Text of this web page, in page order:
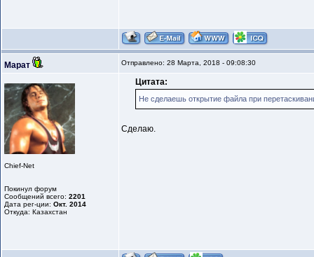
Марат Отправлено: 28 Марта, 2018 - 09:08:30
Chief-Net
Покинул форум
Сообщений всего: 2201
Дата рег-ции: Окт. 2014
Откуда: Казахстан
Цитата:
Не сделаешь открытие файла при
Сделаю.